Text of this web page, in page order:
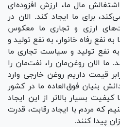
مال ما، ارزش افزوده‌ای
برای ما ایجاد کند. الان در
ارزی و تجاری ما معکوس
نفع رفاه خانوار، به نفع تولید و
نفع تولید و سیاست تجاری ما
ما الان روغن‌مان را، نفت‌مان را
قیمت داریم روغن خارجی وارد
بنیان فوق‌العاده ما در کشور
بسیار بالاتر از این ایجاد
که مردم با ایجاد رقابت، قدرت
پیدا کنند.